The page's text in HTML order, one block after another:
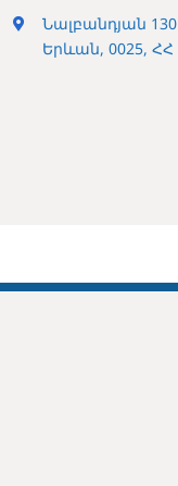
Նալբանդյան 130
Երևան, 0025, ՀՀ